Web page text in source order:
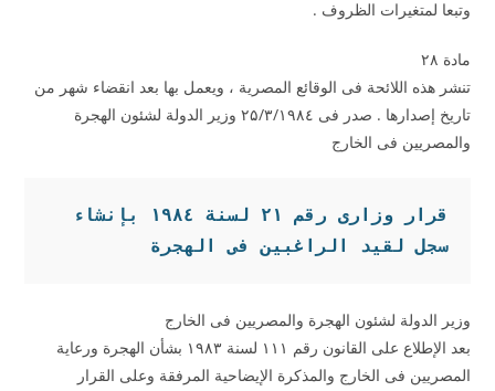
وتبعا لمتغيرات الظروف .
مادة ۲۸
تنشر هذه اللائحة فى الوقائع المصرية ، ويعمل بها بعد انقضاء شهر من
تاريخ إصدارها . صدر فى ۲۵/۳/۱۹۸٤ وزير الدولة لشئون الهجرة
والمصريين فى الخارج
قرار وزارى رقم ۲۱ لسنة ۱۹۸
سجل لقيد الراغبين فى الهجرة
وزير الدولة لشئون الهجرة والمصريين فى الخارج
بعد الإطلاع على القانون رقم ۱۱۱ لسنة ۱۹۸۳ بشأن الهجرة ورعاية
المصريين فى الخارج والمذكرة الإيضاحية المرفقة وعلى القرار